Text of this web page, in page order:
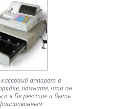
аппарат в
помните, что он
в Госреестре и быть